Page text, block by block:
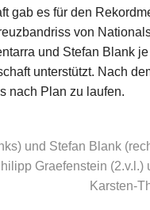
gab es für den
von
und Stefan Blank
unterstützt. Nach
nach Plan zu laufen.
und Stefan Blank
Graefenstein
Karsten-